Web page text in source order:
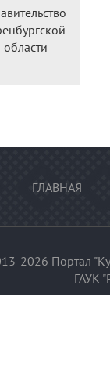
ГЛАВНАЯ
2026 Портал
ГАУК